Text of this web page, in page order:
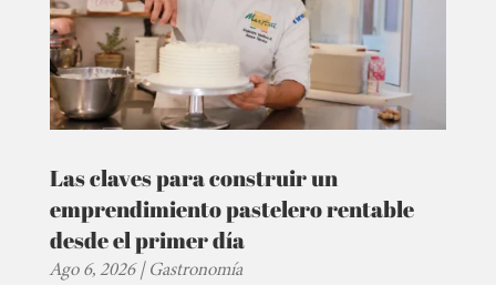
Las claves para construir un
emprendimiento pastelero rentable
desde el primer día
Ago 6, 2026|Gastronomía